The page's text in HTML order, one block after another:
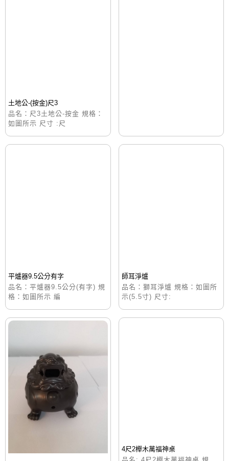
土地公-(按金)尺3
品名：尺3土地公-按金 規格：
如圖所示 尺寸 :尺
平爐器9.5公分有字
品名：平爐器9.5公分(有字) 規
格：如圖所示 編
師耳淨爐
品名：獅耳淨爐 規格：如圖所
示(5.5寸) 尺寸:
4尺2櫸木萬福神桌